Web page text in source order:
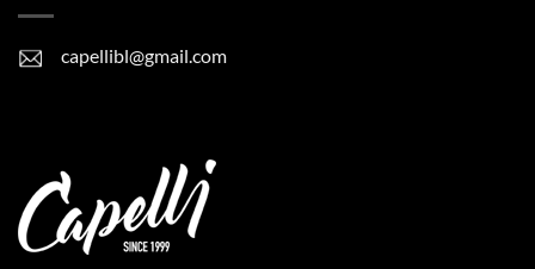
capellibl@gmail.com